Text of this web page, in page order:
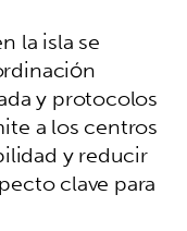
la isla se
y protocolos
a los centros
y reducir
clave para